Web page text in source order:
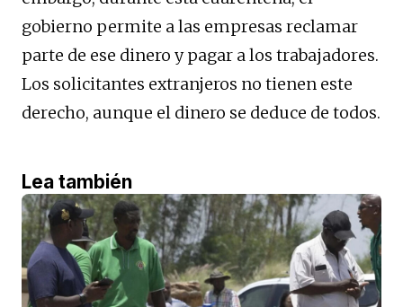
gobierno permite a las empresas reclamar
parte de ese dinero y pagar a los trabajadores.
Los solicitantes extranjeros no tienen este
derecho, aunque el dinero se deduce de todos.
Lea también